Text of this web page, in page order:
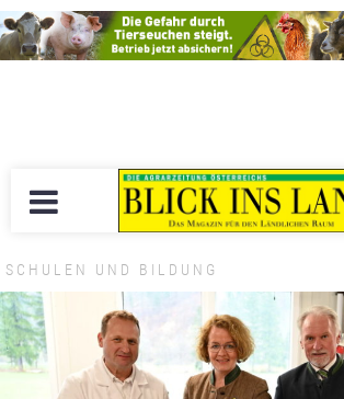
SCHULEN UND BILDUNG